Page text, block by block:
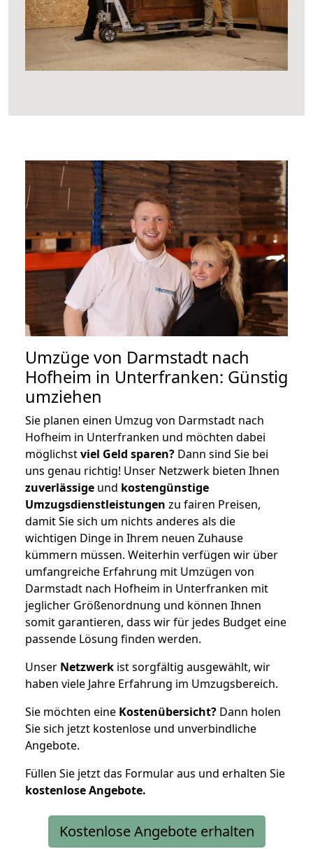
Umzüge von Darmstadt nach
Hofheim in Unterfranken: Günstig
umziehen
Sie planen einen Umzug von Darmstadt nach
Hofheim in Unterfranken und möchten dabei
möglichstviel Geld sparen? Dann sind Sie bei
uns genau richtig! Unser Netzwerk bieten Ihnen
zuverlässige und kostengünstige
Umzugsdienstleistungen zu fairen Preisen,
damit Sie sich um nichts anderes als die
wichtigen Dinge in Ihrem neuen Zuhause
kümmern müssen. Weiterhin verfügen wir über
umfangreiche Erfahrung mit Umzügen von
Darmstadt nach Hofheim in Unterfranken mit
jeglicher Größenordnung und können Ihnen
somit garantieren, dass wir für jedes Budget eine
passende Lösung finden werden.
Unser Netzwerk ist sorgfältig ausgewählt, wir
haben viele Jahre Erfahrung im Umzugsbereich.
Sie möchten eine Kostenübersicht? Dann holen
Sie sich jetzt kostenlose und unverbindliche
Angebote.
Füllen Sie jetzt das Formular aus und erhalten Sie
kostenloseAngebote.
Kostenlose Angebote erhalten